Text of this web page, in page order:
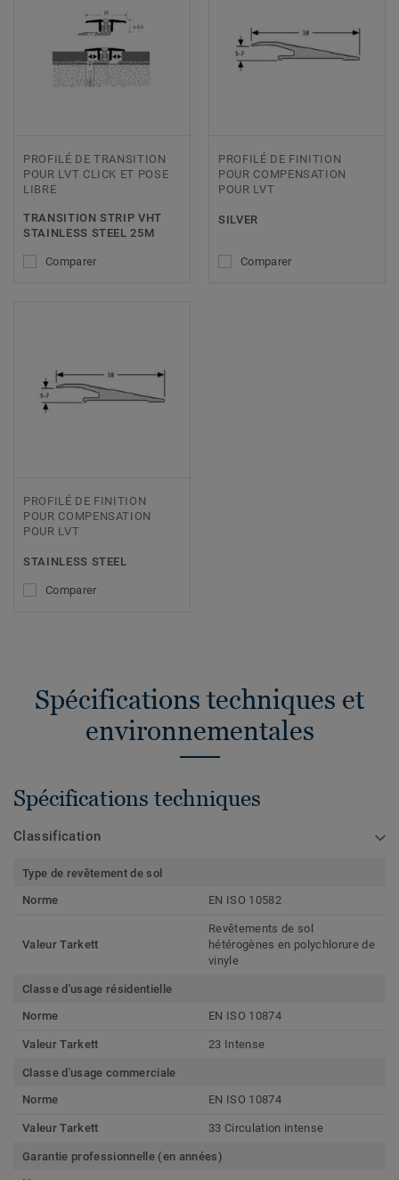
PROFILÉ DE TRANSITION
POUR LVT CLICK ET POSE
LIBRE
TRANSITION STRIP VHT
STAINLESS STEEL 25M
Comparer
PROFILÉ DE FINITION
POUR COMPENSATION
POUR LVT
SILVER
Comparer
PROFILÉ DE FINITION
POUR COMPENSATION
POUR LVT
STAINLESS STEEL
Comparer
Spécifications techniques et
environnementales
Spécifications techniques
Classification
Type de revêtement de sol
Norme
EN ISO 10582
Valeur Tarkett
Revêtements de sol
hétérogènes en polychlorure de
vinyle
Classe d'usage résidentielle
Norme
EN ISO 10874
Valeur Tarkett 23 Intense
Classe d'usage commerciale
Norme
EN ISO 10874
Valeur Tarkett 33 Circulation intense
Garantie professionnelle (en années)